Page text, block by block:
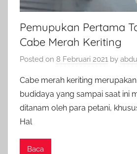
Pemupukan Pertama
Cabe Merah Keriting
Posted on 8 Februari 2021 by
Cabe merah keriting
budidaya yang sampai saat ini
ditanam oleh para petani,
Hal
Baca